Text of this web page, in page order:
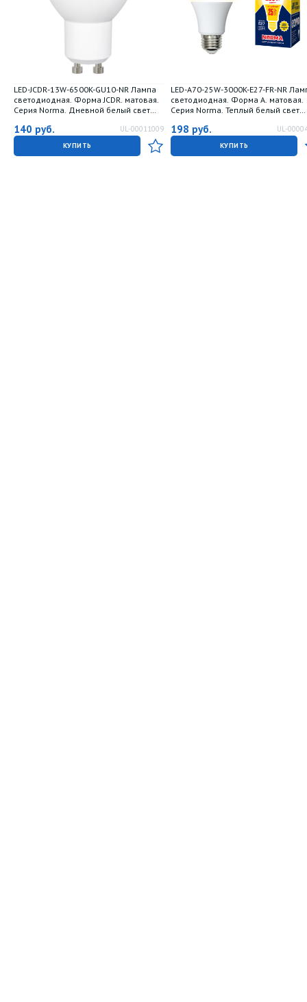
LED-JCDR-13W-6500K-GU10-NR Лампа
светодиодная. Форма JCDR. матовая.
Серия Norma. Дневной белый свет
140 руб. UL-00011009
КУПИТЬ
LED-A70-25W-3000K-E27-FR-NR
светодиодная. Форма A. матовая.
Серия Norma. Теплый белый свет
198 руб. UL-
КУПИТЬ